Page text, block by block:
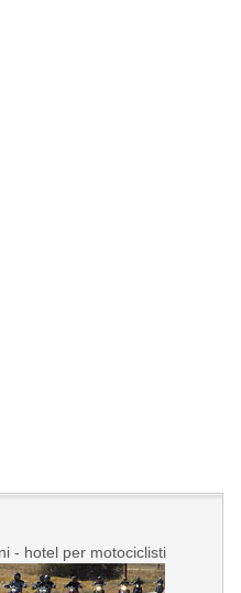
- hotel per motociclisti